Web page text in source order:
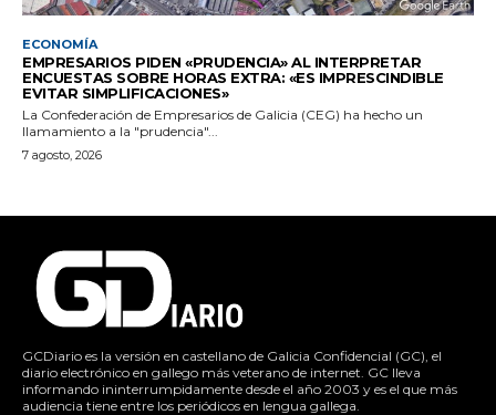
ECONOMÍA
EMPRESARIOS PIDEN «PRUDENCIA» AL INTERPRETAR
ENCUESTAS SOBRE HORAS EXTRA: «ES IMPRESCINDIBLE
EVITAR SIMPLIFICACIONES»
La Confederación de Empresarios de Galicia (CEG) ha hecho un
llamamiento a la "prudencia"...
7 agosto, 2026
GCDiario es la versión en castellano de Galicia Confidencial (GC), el
diario electrónico en gallego más veterano de internet. GC lleva
informando ininterrumpidamente desde el año 2003 y es el que más
audiencia tiene entre los periódicos en lengua gallega.